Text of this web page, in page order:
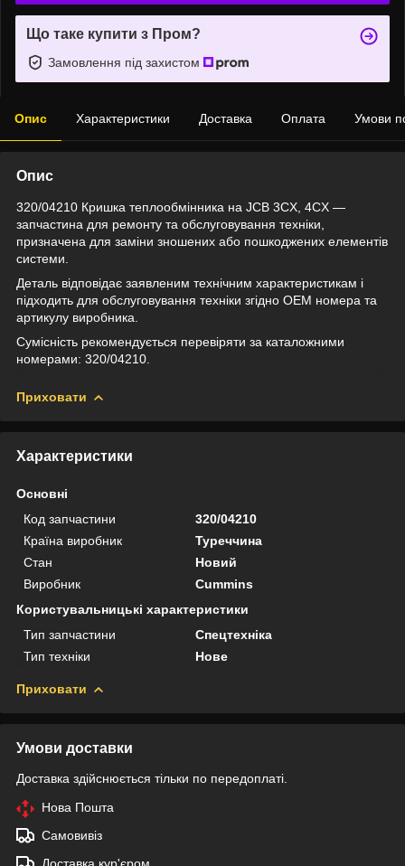
Що таке купити з Пром?
Замовлення під захистом
Опис Характеристики Доставка Оплата Умови
Опис
320/04210 Кришка теплообмінника на JCB 3CX, 4CX —
запчастина для ремонту та обслуговування техніки,
призначена для заміни зношених або пошкоджених елементів
системи.
Деталь відповідає заявленим технічним характеристикам і
підходить для обслуговування техніки згідно OEM номера та
артикулу виробника.
Сумісність рекомендується перевіряти за каталожними
номерами: 320/04210.
Приховати
Характеристики
Основні
Код запчастини
320/04210
Країна виробник
Туреччина
Стан
Новий
Виробник
Cummins
Користувальницькі характеристики
Тип запчастини
Спецтехніка
Тип техніки
Нове
Приховати
Умови доставки
Доставка здійснюється тільки по передоплаті.
Нова Пошта
Самовивіз
Доставка кур'єром